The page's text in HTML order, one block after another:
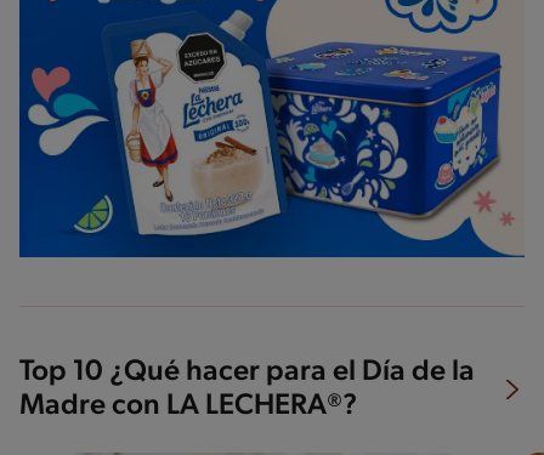
Top 10 ¿Qué hacer para el Día de la
Madre con LA LECHERA®?